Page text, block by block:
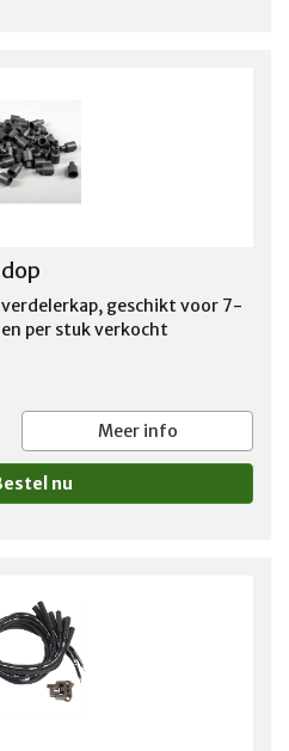
geschikt voor 7-
per stuk verkocht
Meer info
nu